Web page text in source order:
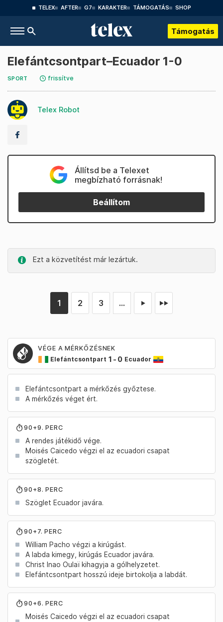
TELEX AFTER G7 KARAKTER TÁMOGATÁS SHOP
Támogatás
Elefántcsontpart–Ecuador 1-0
SPORT frissítve
Telex Robot
Állítsd be a Telexet
megbízható forrásnak!
Beállítom
Ezt a közvetítést már lezártuk.
1 2 3 ... ► ►►
VÉGE A MÉRKŐZÉSNEK
Elefántcsontpart 1 - 0 Ecuador
Elefántcsontpart a mérkőzés győztese.
A mérkőzés véget ért.
90+9. PERC
A rendes játékidő vége.
Moisés Caicedo végzi el az ecuadori csapat
szögletét.
90+8. PERC
Szöglet Ecuador javára.
90+7. PERC
William Pacho végzi a kirúgást.
A labda kimegy, kirúgás Ecuador javára.
Christ Inao Oulaï kihagyja a gólhelyzetet.
Elefántcsontpart hosszú ideje birtokolja a labdát.
90+6. PERC
Moisés Caicedo végzi el az ecuadori csapat